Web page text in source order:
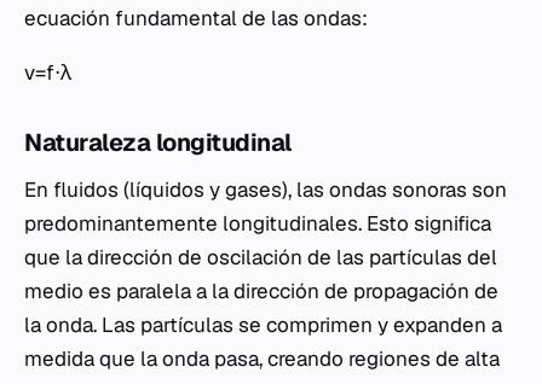
ecuación fundamental de las ondas:
v=f⋅λ
Naturaleza longitudinal
En fluidos (líquidos y gases), las ondas sonoras son
predominantemente longitudinales. Esto significa
que la dirección de oscilación de las partículas del
medio es paralela a la dirección de propagación de
la onda. Las partículas se comprimen y expanden a
medida que la onda pasa, creando regiones de alta